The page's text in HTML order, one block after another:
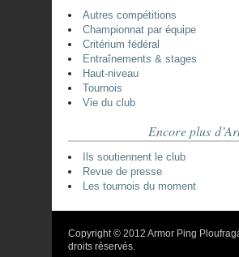
Autres compétitions
Championnat par équipe
Critérium fédéral
Entraînements & stages
Haut-niveau
Tournois
Vie du club
Encore plus
Ils soutiennent le club
Revue de presse
Les tournois du moment
Copyright © 2012 Armor Ping
droits réservés.